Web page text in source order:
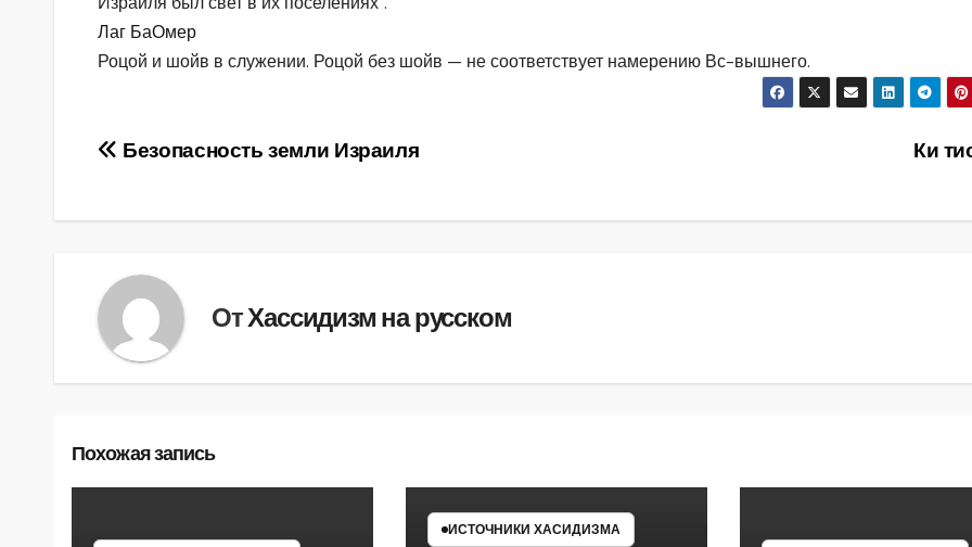
Лаг БаОмер
Роцой и шойв в служении. Роцой без шойв — не соответствует намерению Вс-вышнего.
Навигация
Ки
Безопасность земли Израиля
ОтХассидизм на русском
Похожая запись
ИСТОЧНИКИ ХАСИДИЗМА